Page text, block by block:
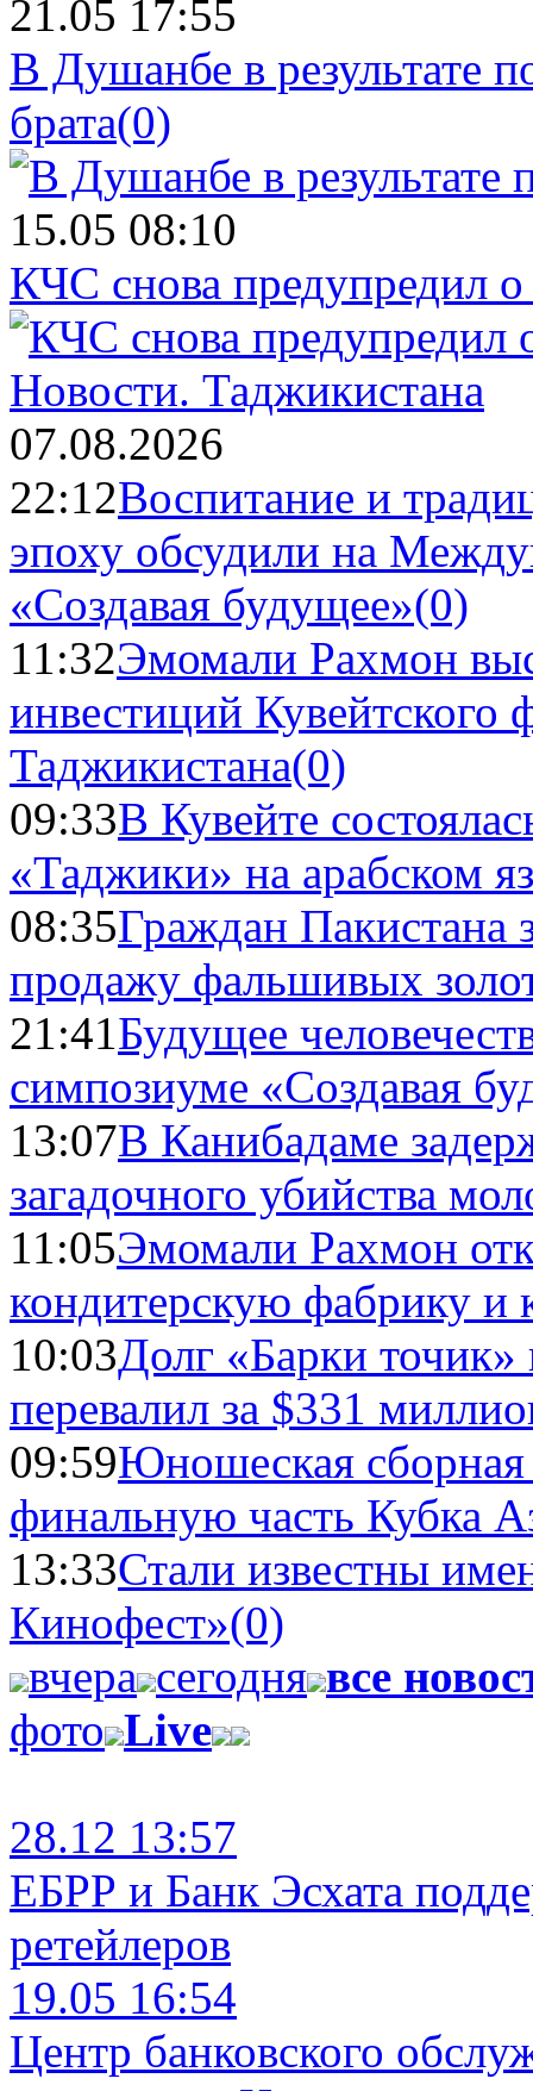
21.05 17:55
В Душанбе в результате
брата(0)
15.05 08:10
КЧС снова предупредил
Новости. Таджикистана
07.08.2026
22:12Воспитание и
эпоху обсудили на
«Создавая будущее»(0)
11:32Эмомали Рахмон
инвестиций Кувейтского
Таджикистана(0)
09:33В Кувейте
«Таджики» на арабском
08:35Граждан Пакистана
продажу фальшивых
21:41Будущее
симпозиуме «Создавая
13:07В Канибадаме
загадочного убийства
11:05Эмомали Рахмон
кондитерскую фабрику и
10:03Долг «Барки
перевалил за $331
09:59Юношеская
финальную часть Кубка
13:33Стали известны
Кинофест»(0)
вчера сегодня все
фото Live
28.12 13:57
ЕБРР и Банк Эсхата
ретейлеров
19.05 16:54
Центр банковского